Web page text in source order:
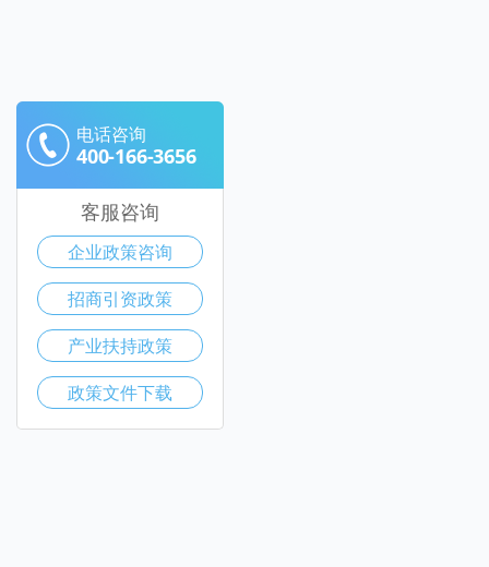
电话咨询
400-166-3656
客服咨询
企业政策咨询
招商引资政策
产业扶持政策
政策文件下载